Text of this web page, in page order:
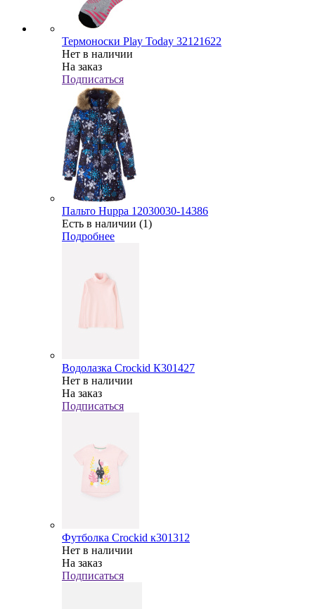
Термоноски Play Today 32121622
Нет в наличии
На заказ
Подписаться
Пальто Huppa 12030030-14386
Есть в наличии (1)
Подробнее
Водолазка Crockid К301427
Нет в наличии
На заказ
Подписаться
Футболка Crockid к301312
Нет в наличии
На заказ
Подписаться